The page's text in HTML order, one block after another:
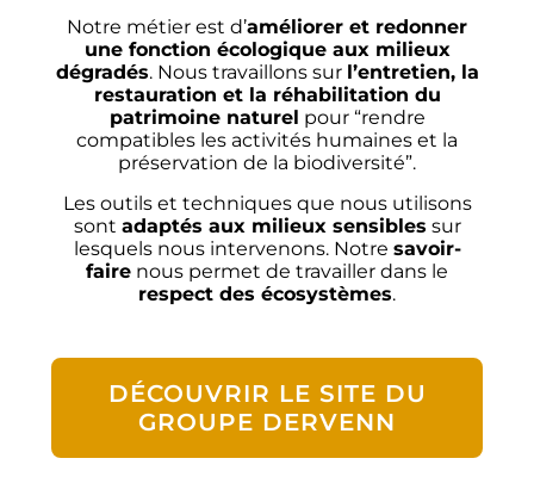
Notre métier est d’améliorer et redonner
une fonction écologique aux milieux
dégradés. Nous travaillons sur l’entretien, la
restauration et la réhabilitation du
patrimoine naturel pour “rendre
compatibles les activités humaines et la
préservation de la biodiversité”.
Les outils et techniques que nous utilisons
sont adaptés aux milieux sensibles sur
lesquels nous intervenons. Notre savoir-
faire nous permet de travailler dans le
respect des écosystèmes.
DÉCOUVRIR LE SITE DU
GROUPE DERVENN